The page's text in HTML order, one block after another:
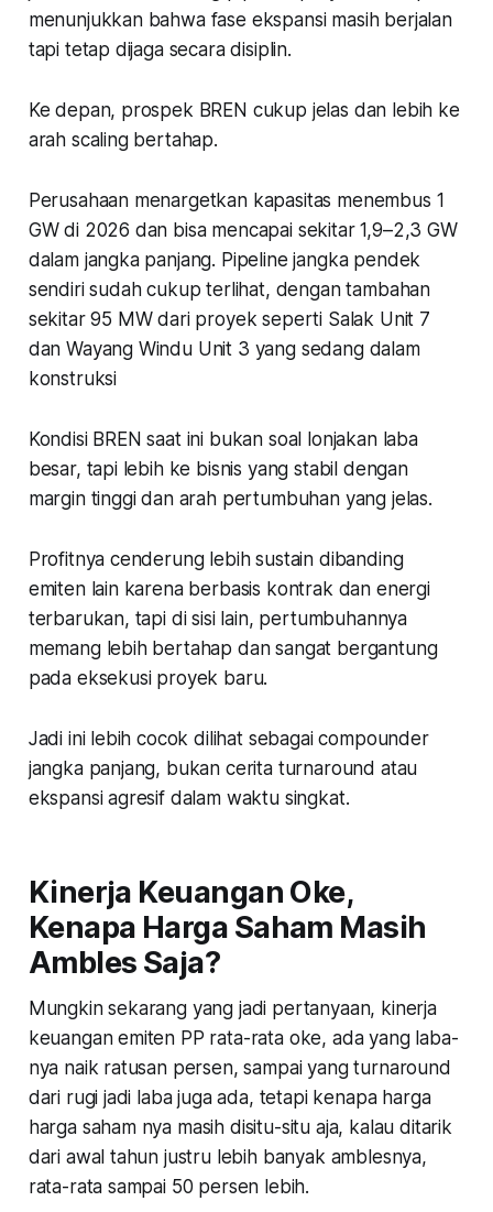
menunjukkan bahwa fase ekspansi masih berjalan
tapi tetap dijaga secara disiplin.
Ke depan, prospek BREN cukup jelas dan lebih ke
arah scaling bertahap.
Perusahaan menargetkan kapasitas menembus 1
GW di 2026 dan bisa mencapai sekitar 1,9–2,3 GW
dalam jangka panjang. Pipeline jangka pendek
sendiri sudah cukup terlihat, dengan tambahan
sekitar 95 MW dari proyek seperti Salak Unit 7
dan Wayang Windu Unit 3 yang sedang dalam
konstruksi
Kondisi BREN saat ini bukan soal lonjakan laba
besar, tapi lebih ke bisnis yang stabil dengan
margin tinggi dan arah pertumbuhan yang jelas.
Profitnya cenderung lebih sustain dibanding
emiten lain karena berbasis kontrak dan energi
terbarukan, tapi di sisi lain, pertumbuhannya
memang lebih bertahap dan sangat bergantung
pada eksekusi proyek baru.
Jadi ini lebih cocok dilihat sebagai compounder
jangka panjang, bukan cerita turnaround atau
ekspansi agresif dalam waktu singkat.
Kinerja Keuangan Oke,
Kenapa Harga Saham Masih
Ambles Saja?
Mungkin sekarang yang jadi pertanyaan, kinerja
keuangan emiten PP rata-rata oke, ada yang laba-
nya naik ratusan persen, sampai yang turnaround
dari rugi jadi laba juga ada, tetapi kenapa harga
harga saham nya masih disitu-situ aja, kalau ditarik
dari awal tahun justru lebih banyak amblesnya,
rata-rata sampai 50 persen lebih.